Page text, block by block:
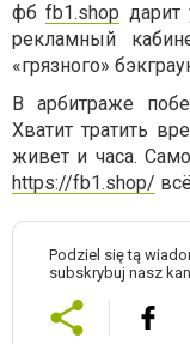
фбfb1.shop дарит
рекламный
«грязного»
В арбитраже
Хватит тратить
живет и часа.
https://fb1.shop/
Podziel się tą
subskrybuj nasz